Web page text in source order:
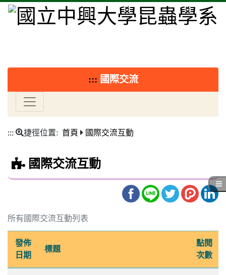
::: 國際交流
::: 捷徑位置: 首頁 國際交流互動
國際交流互動
所有國際交流互動列表
發佈
日期
標題
點閱
次數